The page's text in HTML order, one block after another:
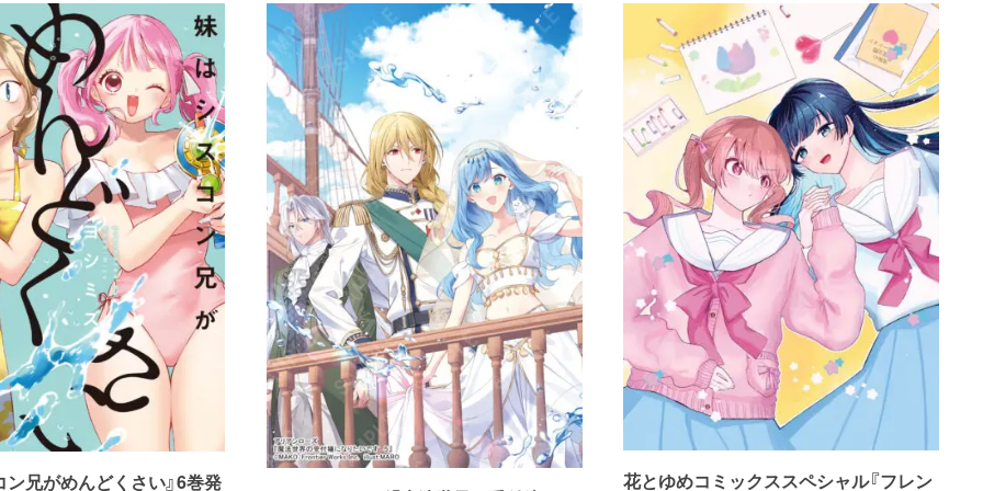
ン兄がめんどくさい』6巻発 花とゆめコミックススペシャル『フレン